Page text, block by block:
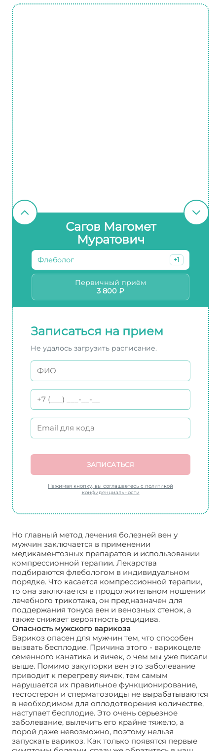
Сагов Магомет
Муратович
Флеболог +1
Первичный приём
3 800 ₽
Записаться на прием
Не удалось загрузить расписание.
ЗАПИСАТЬСЯ
Нажимая кнопку, вы соглашаетесь с политикой
конфиденциальности
Но главный метод лечения болезней вен у
мужчин заключается в применении
медикаментозных препаратов и использовании
компрессионной терапии. Лекарства
подбираются флебологом в индивидуальном
порядке. Что касается компрессионной терапии,
то она заключается в продолжительном ношении
лечебного трикотажа, он предназначен для
поддержания тонуса вен и венозных стенок, а
также снижает вероятность рецидива.
Опасность мужского варикоза
Варикоз опасен для мужчин тем, что способен
вызвать бесплодие. Причина этого - варикоцеле
семенного канатика и яичек, о чем мы уже писали
выше. Помимо закупорки вен это заболевание
приводит к перегреву яичек, тем самым
нарушается их правильное функционирование,
тестостерон и сперматозоиды не вырабатываются
в необходимом для оплодотворения количестве,
наступает бесплодие. Это очень серьезное
заболевание, вылечить его крайне тяжело, а
порой даже невозможно, поэтому нельзя
запускать варикоз. Как только появятся первые